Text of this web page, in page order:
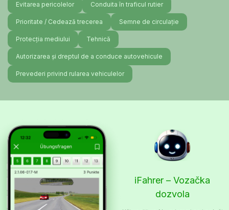
Evitarea pericolelor Conduita în traficul rutier
Prioritate / Cedează trecerea Semne de circulație
Protecția mediului Tehnică
Autorizarea și dreptul de a conduce autovehicule
Prevederi privind rularea vehiculelor
iFahrer – Vozačka
dozvola